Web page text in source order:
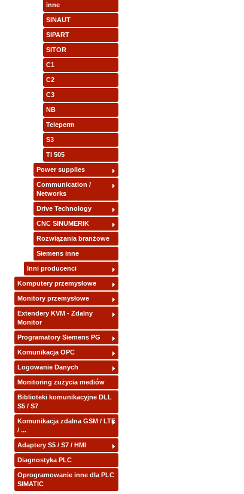
inne
SINAUT
SIPART
SITOR
C1
C2
C3
NB
Teleperm
S3
TI 505
Power supplies
Communication /
Networks
Drive Technology
CNC SINUMERIK
Rozwiązania branżowe
Siemens inne
Inni producenci
Komputery przemysłowe
Monitory przemysłowe
Extendery KVM - Zdalny
Monitor
Programatory Siemens PG
Komunikacja OPC
Logowanie Danych
Monitoring zużycia mediów
Biblioteki komunikacyjne DLL
S5 / S7
Komunikacja zdalna GSM / LTE
/ ...
Adaptery S5 / S7 / HMI
Diagnostyka PLC
Oprogramowanie inne dla PLC
SIMATIC